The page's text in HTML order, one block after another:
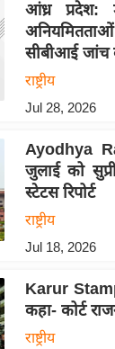
आंध्र प्रदेश:
सीबीआई जांच
राष्ट्रीय
Jul 28, 2026
Ayodhya
जुलाई को
स्टेटस रिपोर्ट
राष्ट्रीय
Jul 18, 2026
Karur
कहा- कोर्ट
राष्ट्रीय